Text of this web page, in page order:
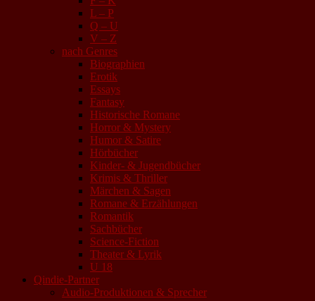
L – P
Q – U
V – Z
nach Genres
Biographien
Erotik
Essays
Fantasy
Historische Romane
Horror & Mystery
Humor & Satire
Hörbücher
Kinder- & Jugendbücher
Krimis & Thriller
Märchen & Sagen
Romane & Erzählungen
Romantik
Sachbücher
Science-Fiction
Theater & Lyrik
U 18
Qindie-Partner
Audio-Produktionen & Sprecher